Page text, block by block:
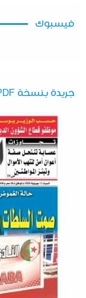
فيسبوك
جريدة بنسخة PDF